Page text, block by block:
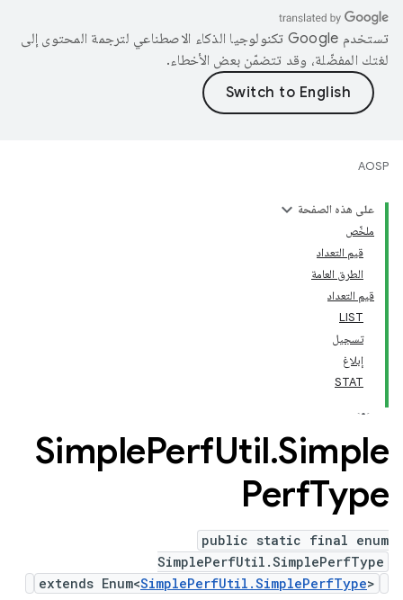
تستخدم Google تكنولوجيا الذكاء الاصطناعي لترجمة المحتوى إلى
لغتك المفضّلة، وقد تتضمّن بعض الأخطاء.
AOSP
على هذه الصفحة
ملخّص
قيم التعداد
الطرق العامة
قيم التعداد
LIST
تسجيل
إبلاغ
STAT
SimplePerfUtil.Simple
PerfType
public static final enum
SimplePerfUtil.SimplePerfType
extends Enum<SimplePerfUtil.SimplePerfType>